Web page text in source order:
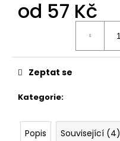
od 57 Kč
Kategorie:
Zeptat se
Popis Související (4)
u
m
e
VYKRAJOVÁTKA
JOY
#423